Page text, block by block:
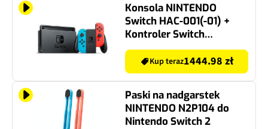
Konsola NINTENDO
Switch HAC-001(-01) +
Kontroler Switch
Czerwono-niebieski +
Minecraft Gra NINTENDO
SWITCH
Kup teraz1444.98 zł
Paski na nadgarstek
NINTENDO N2P104 do
Nintendo Switch 2